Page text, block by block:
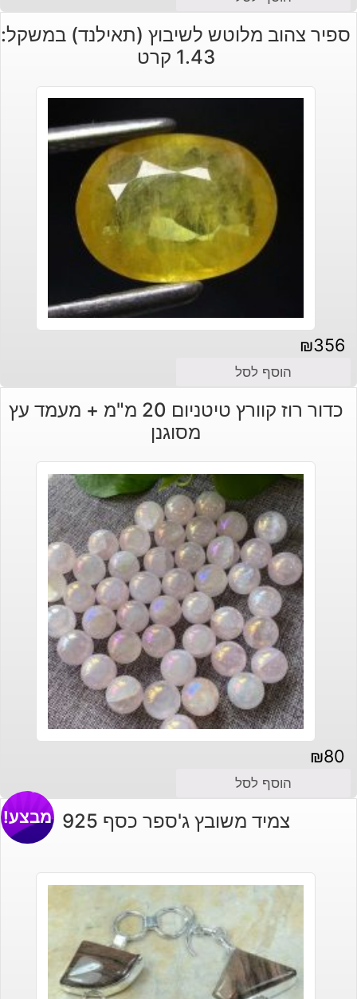
ספיר צהוב מלוטש לשיבוץ (תאילנד) במשקל:
1.43 קרט
₪356
הוסף לסל
כדור רוז קוורץ טיטניום 20 מ"מ + מעמד עץ
מסוגנן
₪80
הוסף לסל
צמיד משובץ ג'ספר כסף 925 מבצע!